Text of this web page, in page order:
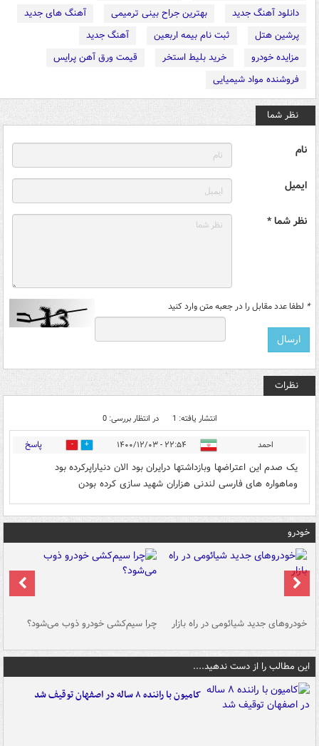
دانلود آهنگ جدید
بهترین جراح بینی ترمیمی
آهنگ های جدید
پرشین هتل
ثبت نام بیمه اربعین
آهنگ جدید
مزایده خودرو
خرید بلیط استخر
قیمت ورق آهن پرایس
فروشنده مواد شیمیایی
نظر شما
نام
ایمیل
نظر شما *
* لطفا عدد مقابل را در جعبه متن وارد کنید
نظرات
انتشار یافته: 1 در انتظار بررسی: 0
احمد ۲۲:۵۴ - ۱۴۰۰/۱۲/۰۳ 10 پاسخ
یک صدم این اعتراضها وبازداشتها درایران بود الان دنیاراپرکرده بود
وماهواره های فارسی لندنی هزاران شهید سازی کرده بودن
خودرو
خودروهای جدید شیائومی در راه بازار چرا سیم‌کشی خودرو ذوب می‌شود؟
این مطالب را از دست ندهید....
کامیون با راننده ۸ ساله در اصفهان توقیف شد